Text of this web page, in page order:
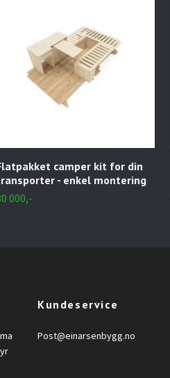
camper kit for din
- enkel montering
000,-
Kundeservice
Post@einarsenbygg.no